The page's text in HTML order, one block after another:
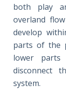
both play
overland
develop
parts of the
lower
disconnect
system.